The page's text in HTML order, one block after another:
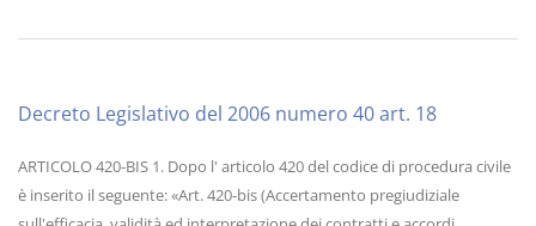
Decreto Legislativo del 2006 numero 40 art. 18
ARTICOLO 420-BIS 1. Dopo l' articolo 420 del codice di procedura civile
è inserito il seguente: «Art. 420-bis (Accertamento pregiudiziale